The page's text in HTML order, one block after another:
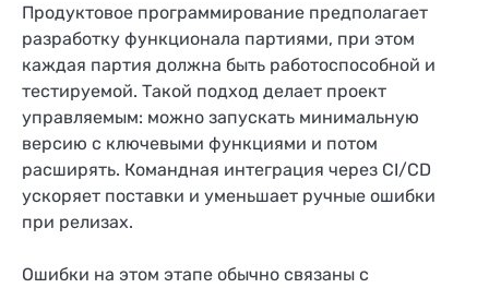
Продуктовое программирование предполагает
разработку функционала партиями, при этом
каждая партия должна быть работоспособной и
тестируемой. Такой подход делает проект
управляемым: можно запускать минимальную
версию с ключевыми функциями и потом
расширять. Командная интеграция через CI/CD
ускоряет поставки и уменьшает ручные ошибки
при релизах.
Ошибки на этом этапе обычно связаны с